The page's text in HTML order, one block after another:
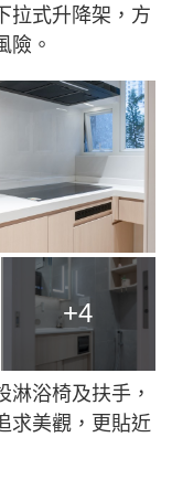
拉式升降架，方
險。
+4
淋浴椅及扶手，
求美觀，更貼近